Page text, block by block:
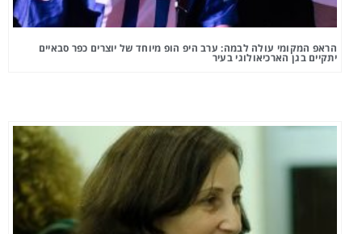
הראפ המקומי עולה לבמה: ערב היפ הופ מיוחד של יוצרים כפר סבאיים
יתקיים בגן הארכיאולוגי בעיר